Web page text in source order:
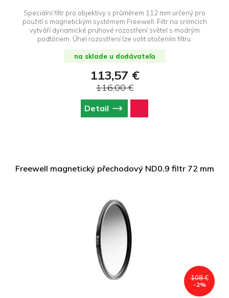
Speciální filtr pro objektivy s průměrem 112 mm určený pro
použití s magnetickým systémem Freewell. Filtr na snímcích
vytváří dynamické pruhové rozostření světel s modrým
podtónem. Úhel rozostření lze volit otočením filtru.
na sklade u dodávateľa
113,57 €
116,00 €
Detail
Freewell magnetický přechodový ND0.9 filtr 72 mm
108 €
-2%